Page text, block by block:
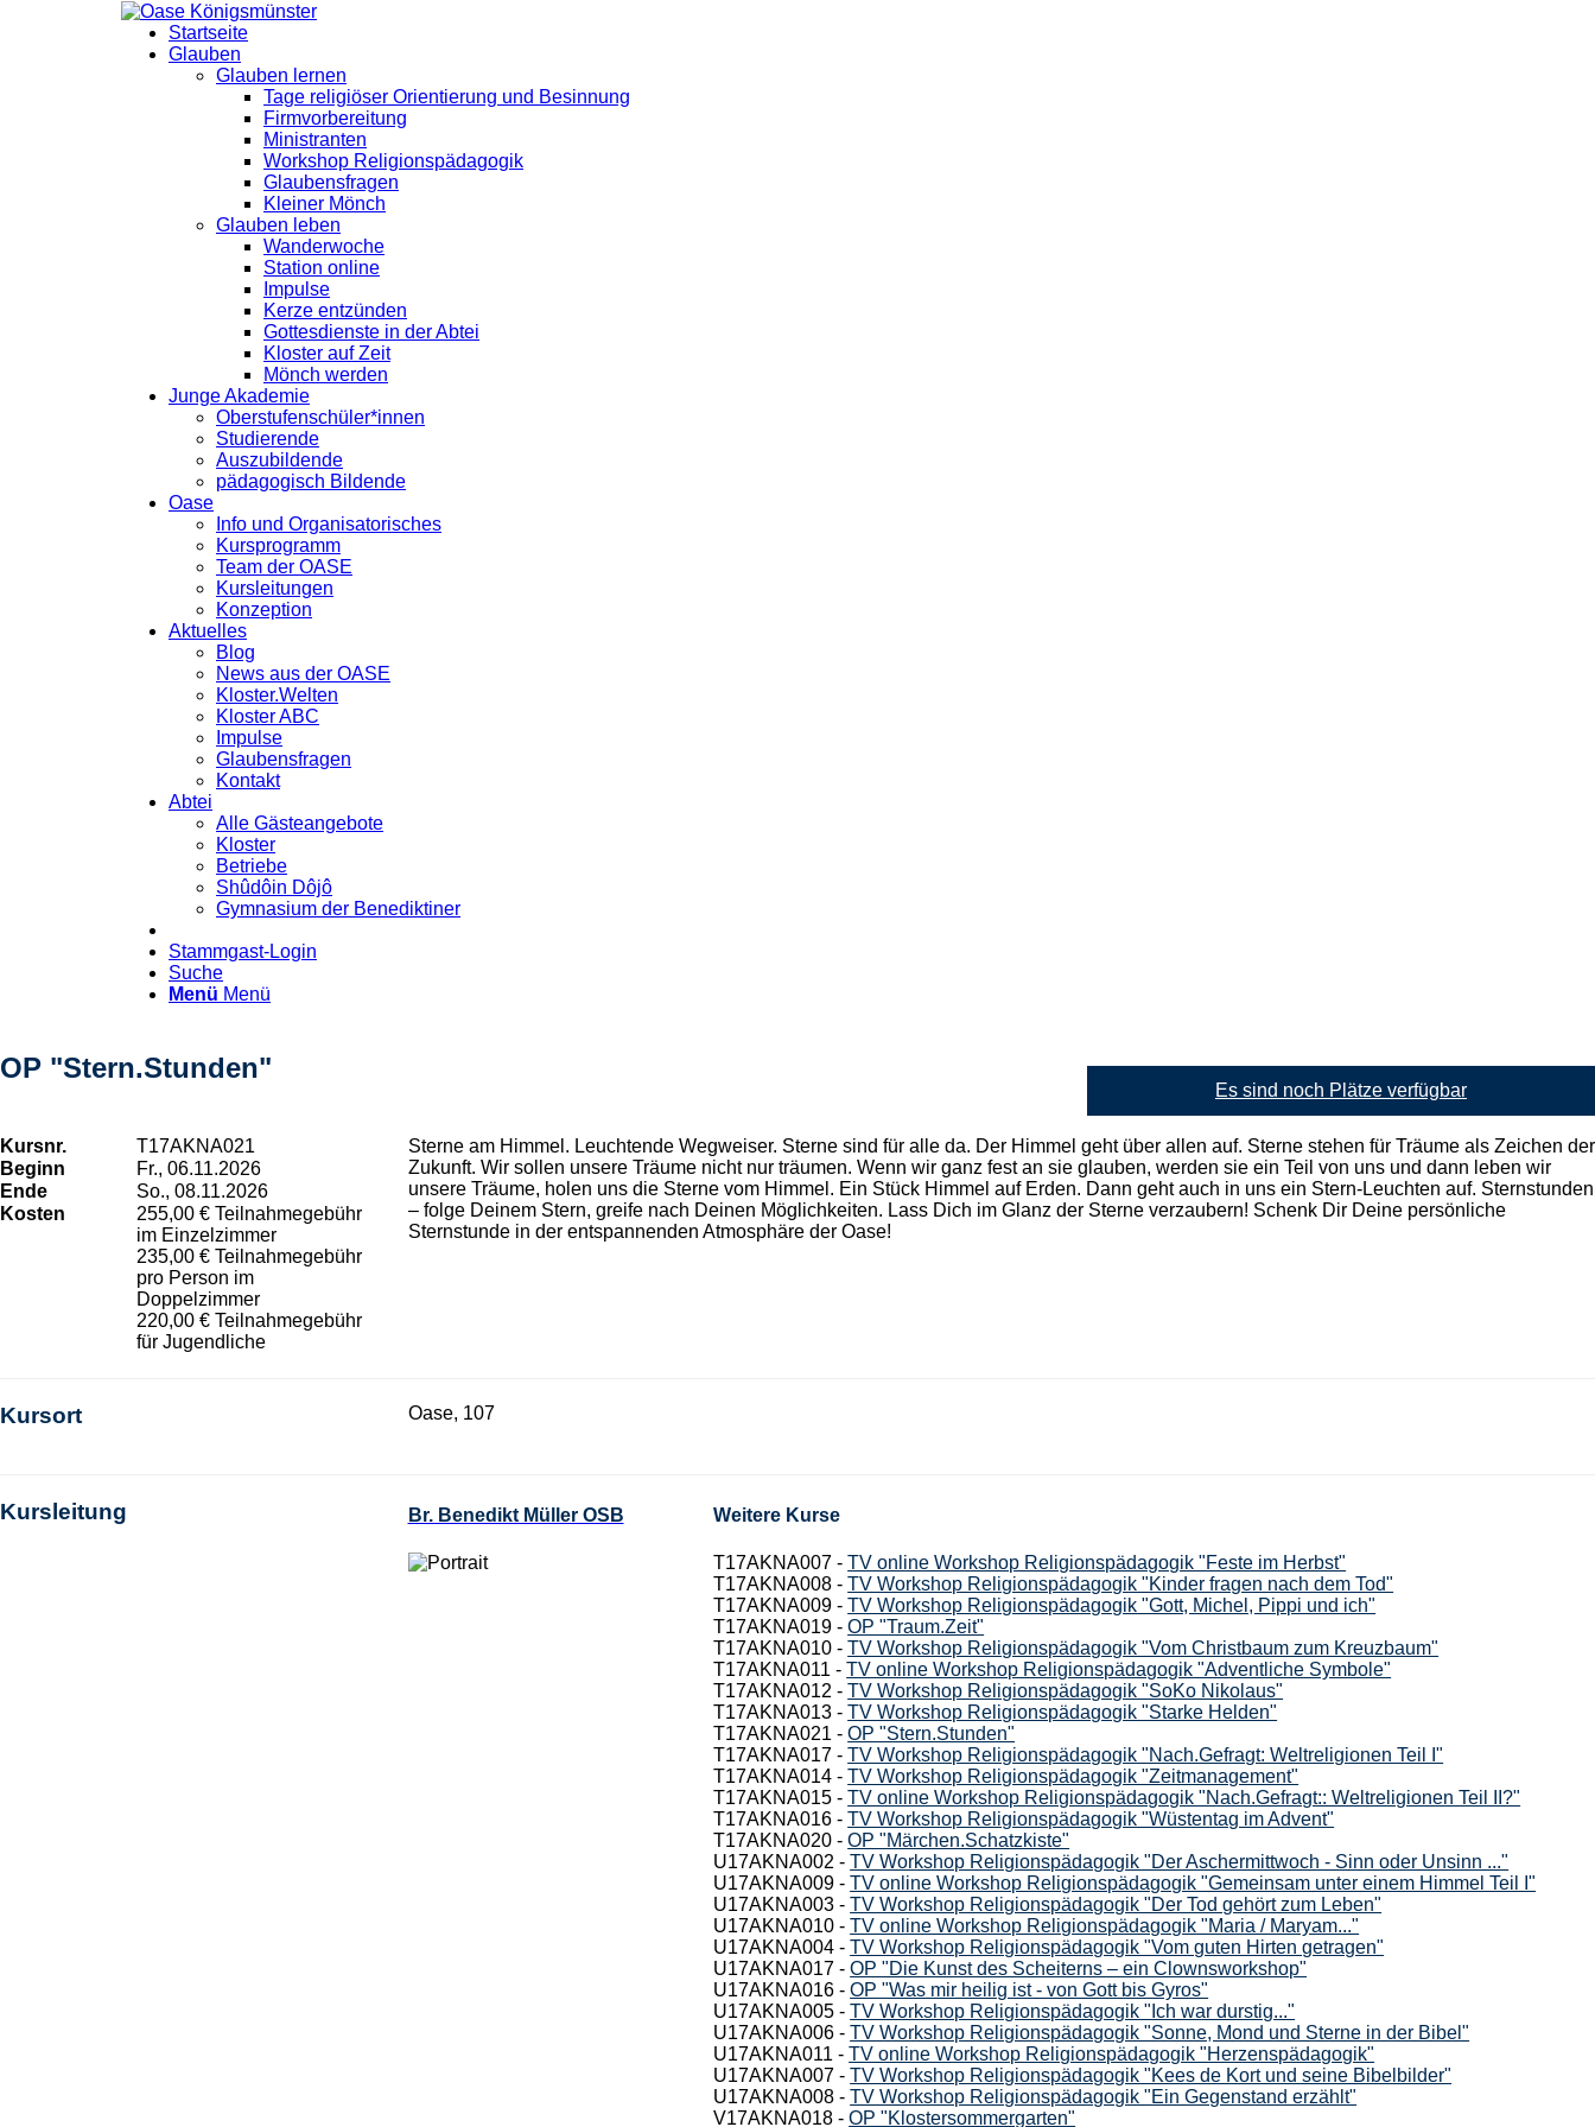
Startseite
Glauben
Glauben lernen
Tage religiöser Orientierung und Besinnung
Firmvorbereitung
Ministranten
Workshop Religionspädagogik
Glaubensfragen
Kleiner Mönch
Glauben leben
Wanderwoche
Station online
Impulse
Kerze entzünden
Gottesdienste in der Abtei
Kloster auf Zeit
Mönch werden
Junge Akademie
Oberstufenschüler*innen
Studierende
Auszubildende
pädagogisch Bildende
Oase
Info und Organisatorisches
Kursprogramm
Team der OASE
Kursleitungen
Konzeption
Aktuelles
Blog
News aus der OASE
Kloster.Welten
Kloster ABC
Impulse
Glaubensfragen
Kontakt
Abtei
Alle Gästeangebote
Kloster
Betriebe
Shûdôin Dôjô
Gymnasium der Benediktiner
Stammgast-Login
Suche
Menü Menü
OP "Stern.Stunden"
Es sind noch Plätze verfügbar
Kursnr.
T17AKNA021
Beginn
Fr., 06.11.2026
Ende
So., 08.11.2026
Kosten
255,00 € Teilnahmegebühr
im Einzelzimmer
235,00 € Teilnahmegebühr
pro Person im
Doppelzimmer
220,00 € Teilnahmegebühr
für Jugendliche
Sterne am Himmel. Leuchtende Wegweiser. Sterne sind für alle da. Der Himmel geht über allen auf. Sterne stehen für Träume als Zeichen der
Zukunft. Wir sollen unsere Träume nicht nur träumen. Wenn wir ganz fest an sie glauben, werden sie ein Teil von uns und dann leben wir
unsere Träume, holen uns die Sterne vom Himmel. Ein Stück Himmel auf Erden. Dann geht auch in uns ein Stern-Leuchten auf. Sternstunden
– folge Deinem Stern, greife nach Deinen Möglichkeiten. Lass Dich im Glanz der Sterne verzaubern! Schenk Dir Deine persönliche
Sternstunde in der entspannenden Atmosphäre der Oase!
Kursort Oase, 107
Kursleitung Br. Benedikt Müller OSB Weitere Kurse
T17AKNA007 -TV online Workshop Religionspädagogik "Feste im Herbst"
T17AKNA008 -TV Workshop Religionspädagogik "Kinder fragen nach dem Tod"
T17AKNA009 -TV Workshop Religionspädagogik "Gott, Michel, Pippi und ich"
T17AKNA019 -OP "Traum.Zeit"
T17AKNA010 -TV Workshop Religionspädagogik "Vom Christbaum zum Kreuzbaum"
T17AKNA011 -TV online Workshop Religionspädagogik "Adventliche Symbole"
T17AKNA012 -TV Workshop Religionspädagogik "SoKo Nikolaus"
T17AKNA013 -TV Workshop Religionspädagogik "Starke Helden"
T17AKNA021 -OP "Stern.Stunden"
T17AKNA017 -TV Workshop Religionspädagogik "Nach.Gefragt: Weltreligionen Teil I"
T17AKNA014 -TV Workshop Religionspädagogik "Zeitmanagement"
T17AKNA015 -TV online Workshop Religionspädagogik "Nach.Gefragt:: Weltreligionen Teil II?"
T17AKNA016 -TV Workshop Religionspädagogik "Wüstentag im Advent"
T17AKNA020 -OP "Märchen.Schatzkiste"
U17AKNA002 -TV Workshop Religionspädagogik "Der Aschermittwoch - Sinn oder Unsinn ..."
U17AKNA009 -TV online Workshop Religionspädagogik "Gemeinsam unter einem Himmel Teil I"
U17AKNA003 -TV Workshop Religionspädagogik "Der Tod gehört zum Leben"
U17AKNA010 -TV online Workshop Religionspädagogik "Maria / Maryam..."
U17AKNA004 -TV Workshop Religionspädagogik "Vom guten Hirten getragen"
U17AKNA017 -OP "Die Kunst des Scheiterns – ein Clownsworkshop"
U17AKNA016 -OP "Was mir heilig ist - von Gott bis Gyros"
U17AKNA005 -TV Workshop Religionspädagogik "Ich war durstig..."
U17AKNA006 -TV Workshop Religionspädagogik "Sonne, Mond und Sterne in der Bibel"
U17AKNA011 -TV online Workshop Religionspädagogik "Herzenspädagogik"
U17AKNA007 -TV Workshop Religionspädagogik "Kees de Kort und seine Bibelbilder"
U17AKNA008 -TV Workshop Religionspädagogik "Ein Gegenstand erzählt"
V17AKNA018 -OP "Klostersommergarten"